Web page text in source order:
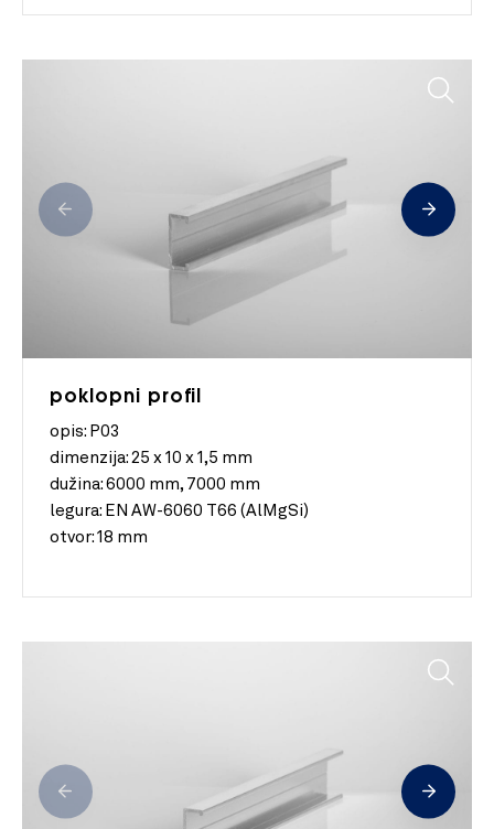
poklopni profil
opis: P03
dimenzija: 25 x 10 x 1,5 mm
dužina: 6000 mm, 7000 mm
legura: EN AW-6060 T66 (AlMgSi)
otvor: 18 mm